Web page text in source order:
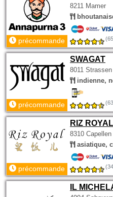
8211 Mamer
précommande
SWAGAT
8011 Strassen
indienne,
précommande
RIZ ROYAL
8310 Capellen
asiatique,
précommande
IL